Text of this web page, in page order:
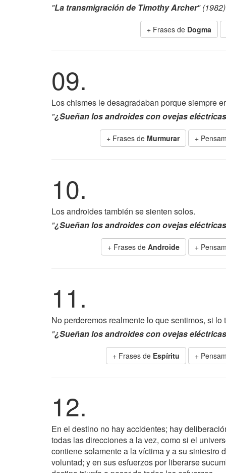
"La transmigración de Timothy Archer" (1982)
+ Frases de Dogma
09.
Los chismes le desagradaban porque siempre
"¿Sueñan los androides con ovejas
+ Frases de Murmurar +
10.
Los androides también se sienten solos.
"¿Sueñan los androides con ovejas
+ Frases de Androide +
11.
No perderemos realmente lo que sentimos, si
"¿Sueñan los androides con ovejas
+ Frases de Espíritu +
12.
En el destino no hay accidentes; hay
todas las direcciones a la vez, como si el
contiene solamente a la víctima y a su siniestro
voluntad; y en sus esfuerzos por liberarse